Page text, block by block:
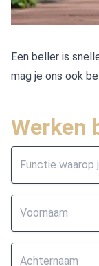
Een beller is
mag je ons ook
Werken